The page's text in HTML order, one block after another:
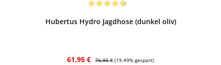
Hubertus Hydro Jagdhose (dunkel oliv)
Verkaufspreis:
61,95 € Regulärer Preis:
76,95 € (19.49% gespart)